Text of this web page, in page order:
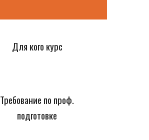
Для кого курс
Требование по проф.
подготовке